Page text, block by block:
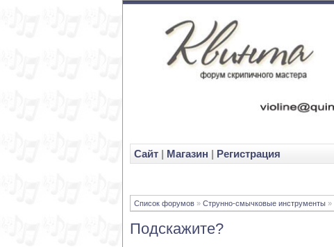
Cайт | Магазин | Регистрация
Список форумов » Струнно-смычковые инструменты »
Подскажите?